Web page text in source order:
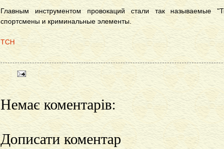
Главным инструментом провокаций стали так называемые
спортсмены и криминальные элементы.
ТСН
Немає коментарів:
Дописати коментар